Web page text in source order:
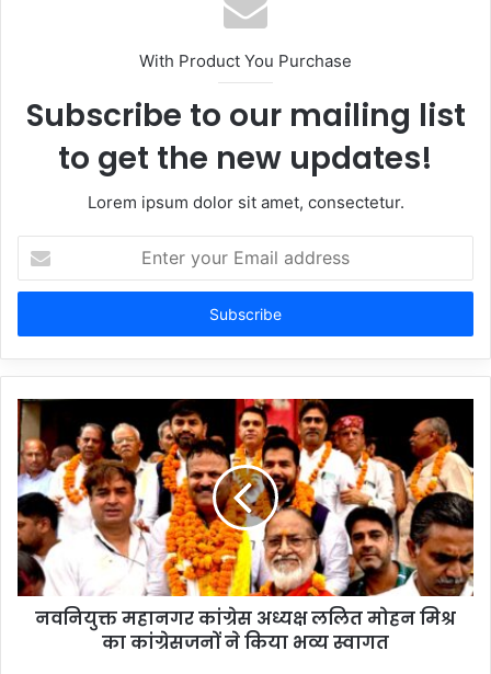
With Product You Purchase
Subscribe to our mailing list
to get the new updates!
Lorem ipsum dolor sit amet, consectetur.
your
Email
नवनियुक्त महानगर कांग्रेस अध्यक्ष ललित मोहन मिश्र
का कांग्रेसजनों ने किया भव्य स्वागत